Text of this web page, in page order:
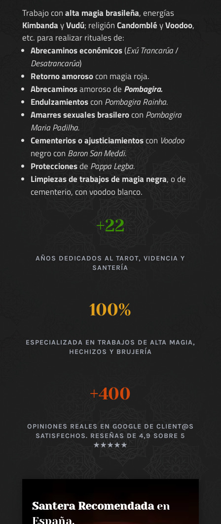
Trabajo conalta magia brasileña, energías
KimbandayVudú; religiónCandombléyVoodoo,
etc. para realizar rituales de:
Abrecaminos económicos(Exú Trancarúa/
Desatrancarúa)
Retorno amorosocon magia roja.
Abrecaminosamoroso de Pombagira.
Endulzamientoscon Pombagira Rainha.
Amarres sexuales brasilerocon Pombagira
Maria Padilha.
Cementerios o ajusticiamientoscon Voodoo
negro con Baron San Meddi.
Proteccionesde Pappa Legba.
Limpiezas de trabajos de magia negra, o de
cementerio, con voodoo blanco.
+22
AÑOS DEDICADOS AL TAROT, VIDENCIA Y
SANTERÍA
100%
ESPECIALIZADA EN TRABAJOS DE ALTA MAGIA,
HECHIZOS Y BRUJERÍA
+400
OPINIONES REALES EN GOOGLE DE CLIENT@S
SATISFECHOS. RESEÑAS DE 4,9 SOBRE 5
★★★★★
Santera Recomendadaen
España,